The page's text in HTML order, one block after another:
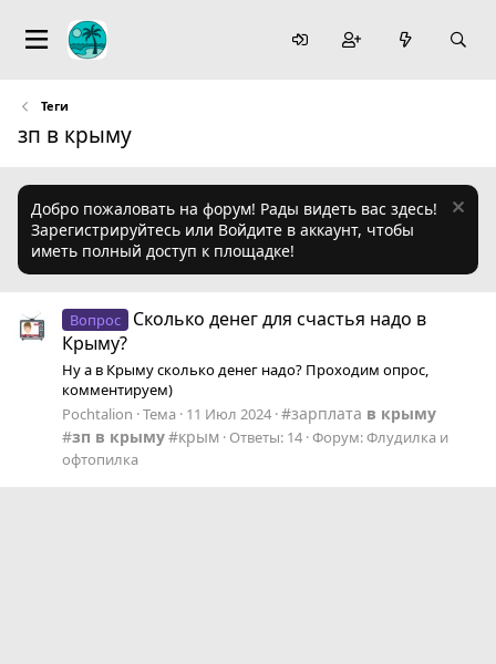
Теги
зп в крыму
Добро пожаловать на форум! Рады видеть вас здесь!
Зарегистрируйтесь или Войдите в аккаунт, чтобы
иметь полный доступ к площадке!
Вопрос
Сколько денег для счастья надо в
Крыму?
Ну а в Крыму сколько денег надо? Проходим опрос,
комментируем)
Pochtalion Тема 11 Июл 2024 зарплата в крыму
зп в крыму крым Ответы: 14 Форум:Флудилка и
офтопилка